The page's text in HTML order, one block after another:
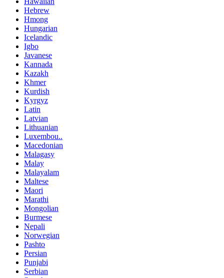
Hebrew
Hmong
Hungarian
Icelandic
Igbo
Javanese
Kannada
Kazakh
Khmer
Kurdish
Kyrgyz
Latin
Latvian
Lithuanian
Luxembou..
Macedonian
Malagasy
Malay
Malayalam
Maltese
Maori
Marathi
Mongolian
Burmese
Nepali
Norwegian
Pashto
Persian
Punjabi
Serbian